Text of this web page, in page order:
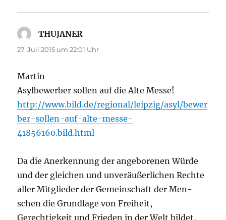
THUJANER
27. Juli 2015 um 22:01 Uhr
Martin
Asylbewerber sollen auf die Alte Messe!
http://www.bild.de/regional/leipzig/asyl/bewer
ber-sollen-auf-alte-messe-
41856160.bild.html
Da die Anerken­nung der ange­bore­nen Würde
und der gle­ichen und unveräußer­lichen Rechte
aller Mit­glieder der Gemein­schaft der Men­
schen die Grund­lage von Frei­heit,
Gerechtigkeit und Frieden in der Welt bildet,